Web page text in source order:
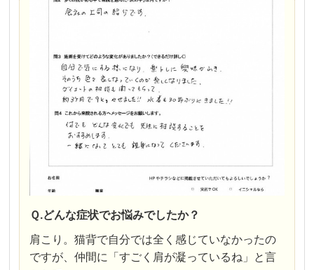
Ｑ.どんな症状でお悩みでしたか？
肩こり。猫背で自分では全く感じていなかったの
ですが、仲間に「すごく肩が凝っているね」と言